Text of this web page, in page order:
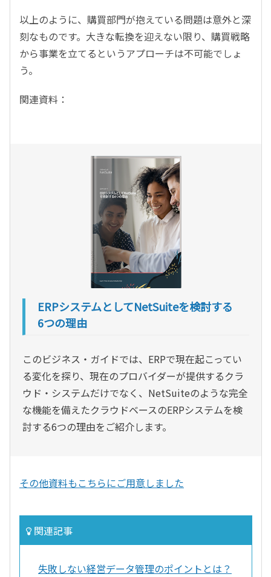
以上のように、購買部門が抱えている問題は意外と深
刻なものです。大きな転換を迎えない限り、購買戦略
から事業を立てるというアプローチは不可能でしょ
う。
関連資料：
ERPシステムとしてNetSuiteを検討する
6つの理由
このビジネス・ガイドでは、ERPで現在起こってい
る変化を探り、現在のプロバイダーが提供するクラ
ウド・システムだけでなく、NetSuiteのような完全
な機能を備えたクラウドベースのERPシステムを検
討する6つの理由をご紹介します。
その他資料もこちらにご用意しました
関連記事
失敗しない経営データ管理のポイントとは？